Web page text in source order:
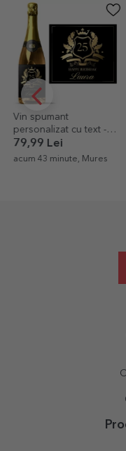
text -
Mures
Ramă foto de
personalizată
poză portret
59,99 Lei
acum 44